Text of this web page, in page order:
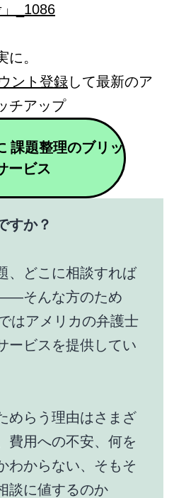
_1086
。
ント登録して最新のア
チアップ
課題整理のブリッ
ービス
すか？
、どこに相談すれば
そんな方のため
はアメリカの弁護士
ービスを提供してい
めらう理由はさまざ
費用への不安、何を
わからない、そもそ
談に値するのか